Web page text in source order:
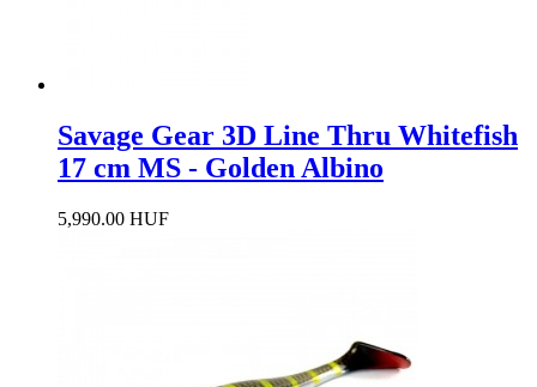
Savage Gear 3D Line Thru Whitefish
17 cm MS - Golden Albino
5,990.00 HUF